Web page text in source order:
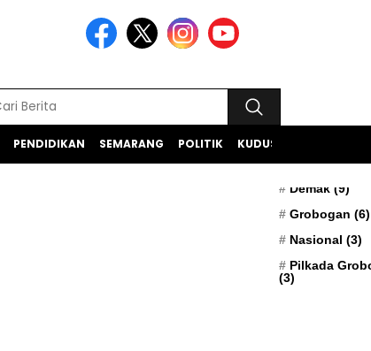
PENDIDIKAN SEMARANG POLITIK KUDUS
Apresiasi(5)
Demak (9)
Grobogan (6)
Nasional (3)
Pilkada
(3)